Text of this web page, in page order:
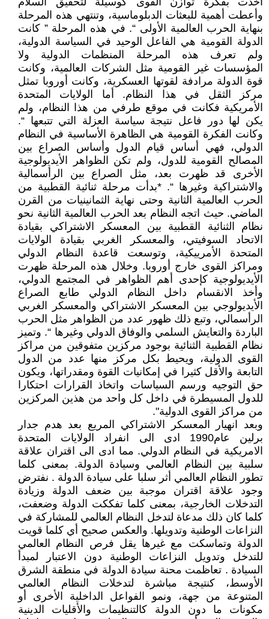
وأعطت أهمية للبعثات الدبلوماسية، وتنتهي هذه المرحلة
بنهاية الحرب العالمية الأولى “. في هذه المرحلة ” كانت
الدولة القومية هي الفاعل الوحيد في السياسة الدولية،
ولم تعرف هذه المرحلة المنظمات الدولية ولا
المؤسسات غير القومية مثل الشركات العالمية، وكانت
قوة الدولة مرادفة لقوتها العسكرية، وكانت أوروبا تمثل
مركز الثقل في هذا النظام. أما الولايات المتحدة
الأمريكية فكانت في موقع طرفي من هذا النظام، ولم
يكن لها دور فاعل نتيجة سياسة العزلة التي تتبعها “.
وكانت الفكرة القومية هي الظاهرة الأساسية في النظام
الدولي، فهي أساس قيام الدول وأساس الصراع بين
المصالح القومية للدول، ولم تكن الظواهر الأيديولوجية
الأخرى قد ظهرت بعد، مثل الصراع بين الرأسمالية
والاشتراكية وغيرها “. *بدأت مرحلة ثنائية القطبية من
الحرب العالمية الثانية وحتى نهاية الثمانينيات من القرن
الماضي. حيث اتجه النظام بعد الحرب العالمية الثانية نحو
نظام الثنائية القطبية بين المعسكر الاشتراكي بقيادة
الاتحاد السوفيتي، والمعسكر الغربي بقيادة الولايات
المتحدة الأمرييكية، وتوسعت قاعدة النظام الدولي
ومراكز القوى خارج أوروبا. وخلال هذه المرحلة ظهرت
الأيديولوجية كإحدى أهم الظواهر في المجتمع الدولي،
وأخذ الانقسام داخل النظام الدولي طابع الصراع
الأيديولوجي بين المعسكر الاشتراكي والمعسكر الغربي
الرأسمالي، وتبع ذلك ظهور عدد من الظواهر مثل الحرب
الباردة والتعايش السلمي والوفاق الدولي وغيرها “. وتميز
نظام القطبية الثنائية بوجود مركزين متفوقين من مراكز
القوى الدولية، ويحيط بكل مركز منها عدد من الدول
التابعة والأقل كثيرا في إمكانيات القوة ومقدراتها، ويكون
حق التوجيه ورسم السياسات واتخاذ القرارات احتكارا
للدول المسيطرة في داخل كل واحد من هذين المركزين
من مراكز القوى الدولية".
وبعد انهيار المعسكر الاشتراكي المريع بعد هدم جدار
برلين عام1990 ادى الى انفراد الولايات المتحدة
الامريكية في النظام الدولي. مما ادى الى اقتران علاقة
سلبية بين النظام العالمي وسيادة الدولة. بمعنى كلما
تطور النظام العالمي أثر سلبا على سيادة الدولة . نفترض
وجود علاقة اقتران موجبة بين ضعف الدولة وزيادة
التدخلات الخارجية، بمعنى كلما تفككت الدولة وضعفت،
كلما كان ذلك مدعاة لتدخل النظام العالمي للمشاركة في
النزاعات الوطنية وتدويلها. والعكس صحيح أي كلما قويت
الدولة وتماسكت مع غيرها يقل فرص النظام العالمي
للتدخل وتدويل النزاعات الوطنية دون الاعتبار لمبدأ
السيادة . تعاظمت محنة سيادة الدولة في منطقة الشرق
الأوسط، كنتيجة مباشرة لتدخلات النظام العالمي
المتنوعة من جهة، ونمو الفواعل الداخلية الأخرى أو
مكونات ما دون الدولة كالتنظيمات والأقليات الدينية